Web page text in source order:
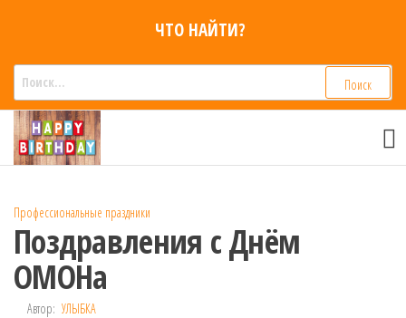
содержимому
ЧТО НАЙТИ?
поздравления
Голосовые смс
приколы на
мобильный
Профессиональные праздники
Поздравления с Днём
ОМОНа
Автор: УЛЫБКА